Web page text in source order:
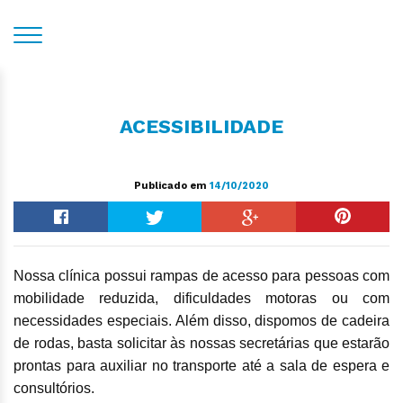
ACESSIBILIDADE
Publicado em 14/10/2020
Nossa clínica possui rampas de acesso para pessoas com
mobilidade reduzida, dificuldades motoras ou com
necessidades especiais. Além disso, dispomos de cadeira
de rodas, basta solicitar às nossas secretárias que estarão
prontas para auxiliar no transporte até a sala de espera e
consultórios.